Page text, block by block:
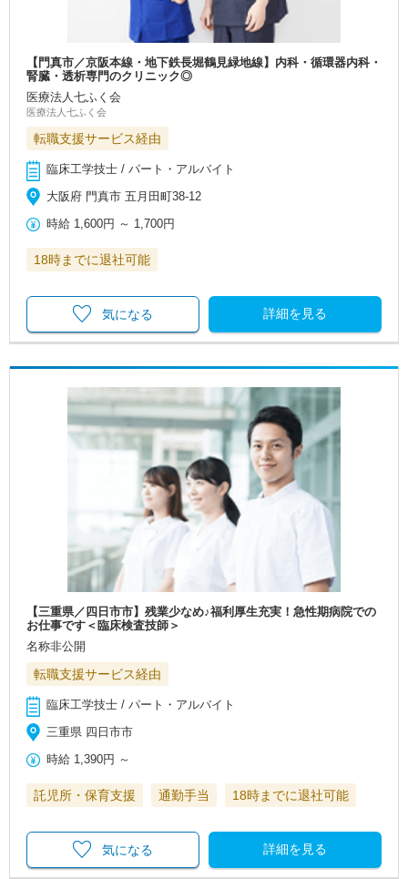
【門真市／京阪本線・地下鉄長堀鶴見緑地線】内科・循環器内科・
腎臓・透析専門のクリニック◎
医療法人七ふく会
医療法人七ふく会
転職支援サービス経由
臨床工学技士 / パート・アルバイト
大阪府 門真市 五月田町38-12
時給 1,600円 ～ 1,700円
18時までに退社可能
詳細を見る
気になる
【三重県／四日市市】残業少なめ♪福利厚生充実！急性期病院での
お仕事です＜臨床検査技師＞
名称非公開
転職支援サービス経由
臨床工学技士 / パート・アルバイト
三重県 四日市市
時給 1,390円 ～
託児所・保育支援 通勤手当 18時までに退社可能
詳細を見る
気になる